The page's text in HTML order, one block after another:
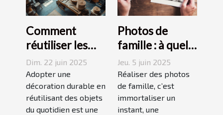
Comment
réutiliser les
objets du
quotidien pour
une décoration
durable
Dim. 22 juin 2025
Adopter une
décoration durable en
réutilisant des objets
du quotidien est une
Photos de
famille : à quel
photographe
confier cette
tâche à
Grenoble ?
Jeu. 5 juin 2025
Réaliser des photos
de famille, c’est
immortaliser un
instant, une